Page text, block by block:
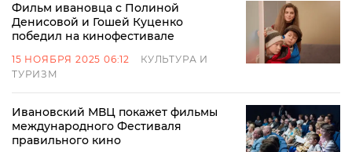
Фильм ивановца с Полиной
Денисовой и Гошей Куценко
победил на кинофестивале
15 НОЯБРЯ 2025 06:12
КУЛЬТУРА И
ТУРИЗМ
Ивановский МВЦ покажет фильмы
международного Фестиваля
правильного кино